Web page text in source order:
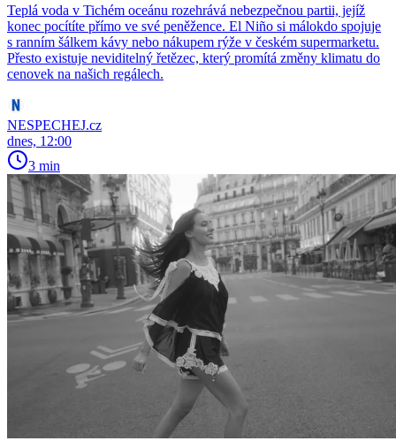
Teplá voda v Tichém oceánu rozehrává nebezpečnou partii, jejíž
konec pocítíte přímo ve své peněžence. El Niño si málokdo spojuje
s ranním šálkem kávy nebo nákupem rýže v českém supermarketu.
Přesto existuje neviditelný řetězec, který promítá změny klimatu do
cenovek na našich regálech.
NESPECHEJ.cz
dnes, 12:00
3 min